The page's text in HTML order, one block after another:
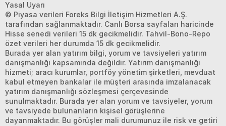
Yasal Uyarı
© Piyasa verileri Foreks Bilgi İletişim Hizmetleri A.Ş.
tarafından sağlanmaktadır. Canlı Borsa sayfaları haricinde
Hisse senedi verileri 15 dk gecikmelidir. Tahvil-Bono-Repo
özet verileri her durumda 15 dk gecikmelidir.
Burada yer alan yatırım bilgi, yorum ve tavsiyeleri yatırım
danışmanlığı kapsamında değildir. Yatırım danışmanlığı
hizmeti; aracı kurumlar, portföy yönetim şirketleri, mevduat
kabul etmeyen bankalar ile müşteri arasında imzalanacak
yatırım danışmanlığı sözleşmesi çerçevesinde
sunulmaktadır. Burada yer alan yorum ve tavsiyeler, yorum
ve tavsiyede bulunanların kişisel görüşlerine
dayanmaktadır. Bu görüşler mali durumunuz ile risk ve getiri